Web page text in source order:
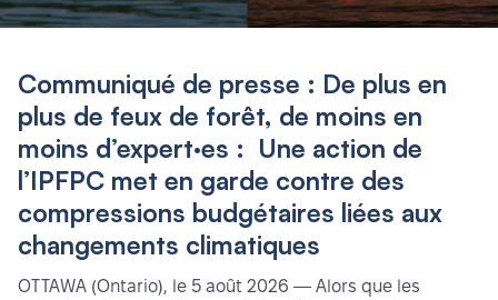
Communiqué de presse : De plus en
plus de feux de forêt, de moins en
moins d’expert·es : Une action de
l’IPFPC met en garde contre des
compressions budgétaires liées aux
changements climatiques
OTTAWA (Ontario), le 5 août 2026 — Alors que les